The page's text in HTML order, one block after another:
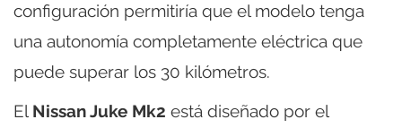
configuración permitiría que el modelo tenga
una autonomía completamente eléctrica que
puede superar los 30 kilómetros.
El Nissan Juke Mk2 está diseñado por el